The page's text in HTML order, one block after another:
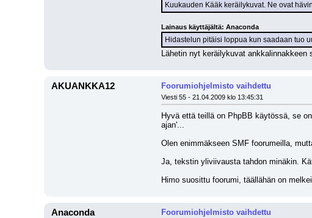
Kuukauden Kääk keräilykuvat. Ne ovat
Lainaus käyttäjältä: Anaconda
Hidastelun pitäisi loppua kun saadaan tuo
Lähetin nyt keräilykuvat ankkalinnakkeen
AKUANKKA12 Foorumiohjelmisto vaihdettu
Viesti 55 - 21.04.2009 klo 13:45:31
Hyvä että teillä on PhpBB käytössä, se
ajan'...
Olen enimmäkseen SMF foorumeilla,
Ja, tekstin yliviivausta tahdon minäkin.
Himo suosittu foorumi, täällähän on
Anaconda Foorumiohjelmisto vaihdettu